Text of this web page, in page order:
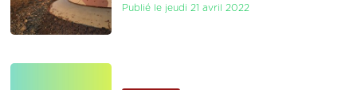
Publié le jeudi 21 avril 2022